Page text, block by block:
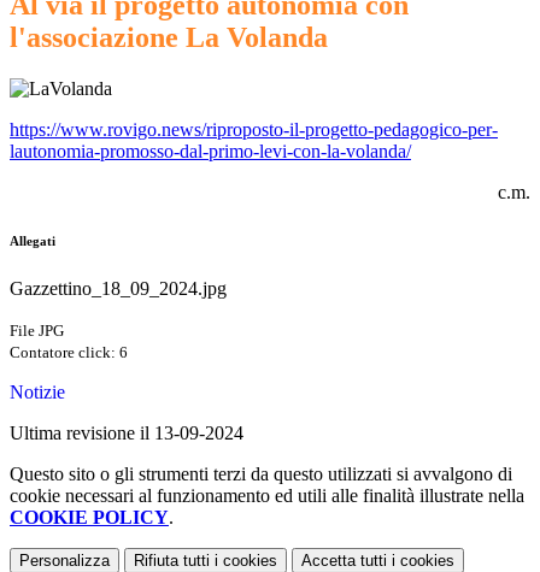
l'associazione La Volanda
https://www.rovigo.news/riproposto-il-progetto-pedagogico-per-
lautonomia-promosso-dal-primo-levi-con-la-volanda/
c.m.
Allegati
Gazzettino_18_09_2024.jpg
File JPG
Contatore click: 6
Notizie
Ultima revisione il 13-09-2024
Questo sito o gli strumenti terzi da questo utilizzati si avvalgono di
cookie necessari al funzionamento ed utili alle finalità illustrate nella
COOKIE POLICY.
Personalizza Rifiuta tutti i cookies Accetta tutti i cookies